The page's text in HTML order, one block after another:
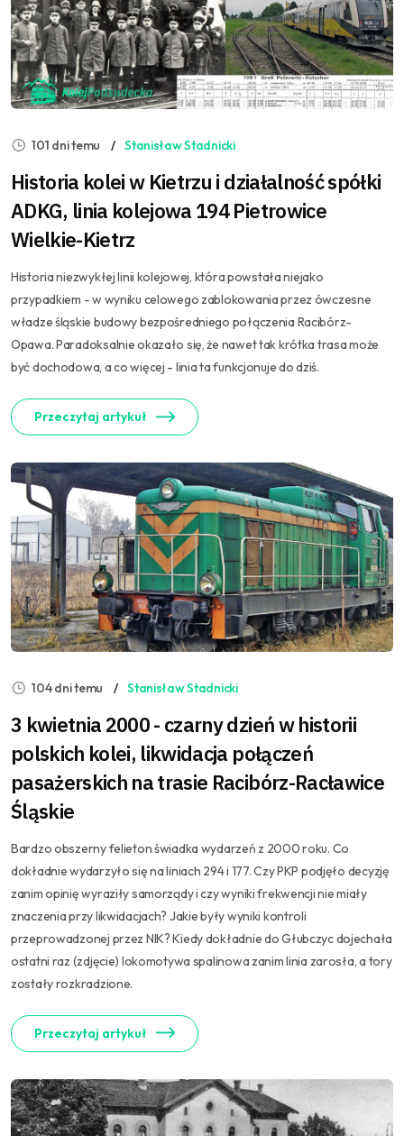
101 dni temu Stanisław Stadnicki
Historia kolei w Kietrzu i działalność spółki
ADKG, linia kolejowa 194 Pietrowice
Wielkie-Kietrz
Historia niezwykłej linii kolejowej, która powstała niejako
przypadkiem - w wyniku celowego zablokowania przez ówczesne
władze śląskie budowy bezpośredniego połączenia Racibórz-
Opawa. Paradoksalnie okazało się, że nawet tak krótka trasa może
być dochodowa, a co więcej - linia ta funkcjonuje do dziś.
Przeczytaj artykuł
104 dni temu Stanisław Stadnicki
3 kwietnia 2000 - czarny dzień w historii
polskich kolei, likwidacja połączeń
pasażerskich na trasie Racibórz-Racławice
Śląskie
Bardzo obszerny felieton świadka wydarzeń z 2000 roku. Co
dokładnie wydarzyło się na liniach 294 i 177. Czy PKP podjęło decyzję
zanim opinię wyraziły samorządy i czy wyniki frekwencji nie miały
znaczenia przy likwidacjach? Jakie były wyniki kontroli
przeprowadzonej przez NIK? Kiedy dokładnie do Głubczyc dojechała
ostatni raz (zdjęcie) lokomotywa spalinowa zanim linia zarosła, a tory
zostały rozkradzione.
Przeczytaj artykuł